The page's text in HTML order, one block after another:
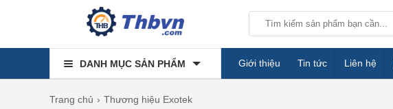
DANH MỤC SẢN PHẨM Giới thiệu Tin tức Liên hệ
Trang chủ Thương hiệu Exotek